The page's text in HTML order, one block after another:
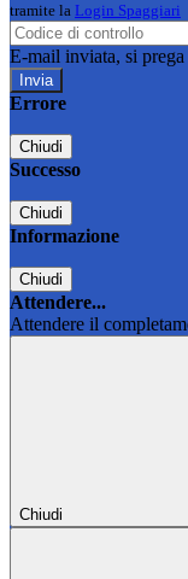
tramite la Login Spaggiari
E-mail inviata, si
Errore
Chiudi
Successo
Chiudi
Informazione
Chiudi
Attendere...
Attendere il
Chiudi